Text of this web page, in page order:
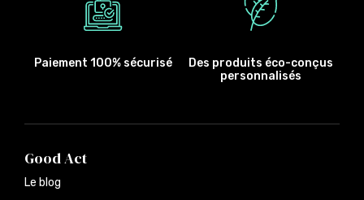
Paiement 100% sécurisé
Des produits éco-conçus
personnalisés
Good Act
Le blog